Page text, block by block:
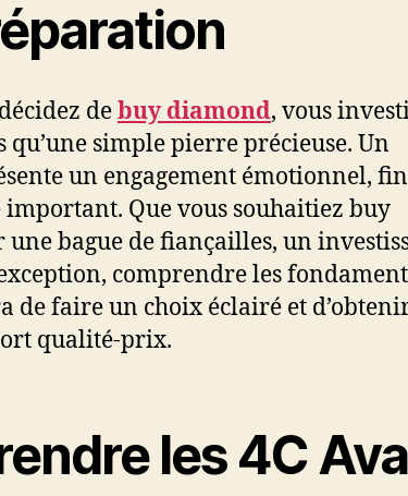
debuy diamond, vous
qu’une simple pierre précieuse. Un
un engagement émotionnel,
Que vous souhaitiez buy
bague de fiançailles, un
comprendre les
de faire un choix éclairé et
qualité-prix.
les 4C